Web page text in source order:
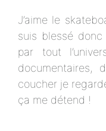
J’aime le
suis blessé donc
par tout
documentaires,
coucher je
ça me détend !